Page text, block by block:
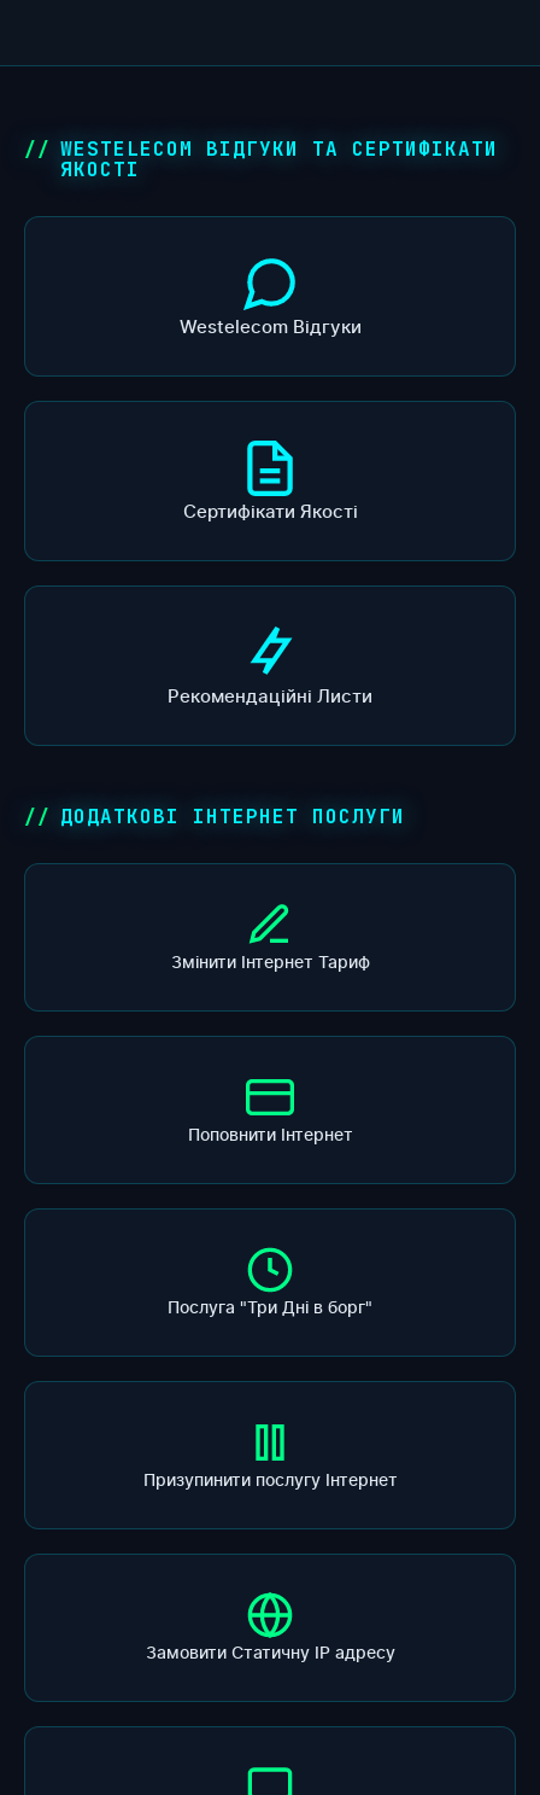
WESTELECOM ВІДГУКИ ТА СЕРТИФІКАТИ
ЯКОСТІ
Westelecom Відгуки
Сертифікати Якості
Рекомендаційні Листи
ДОДАТКОВІ ІНТЕРНЕТ ПОСЛУГИ
Змінити Інтернет Тариф
Поповнити Інтернет
Послуга "Три Дні в борг"
Призупинити послугу Інтернет
Замовити Статичну ІР адресу